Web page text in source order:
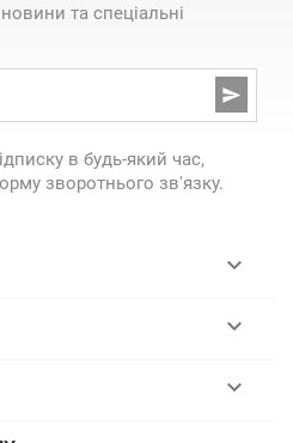
та спеціальні

в будь-який час,
зворотнього зв'язку.


